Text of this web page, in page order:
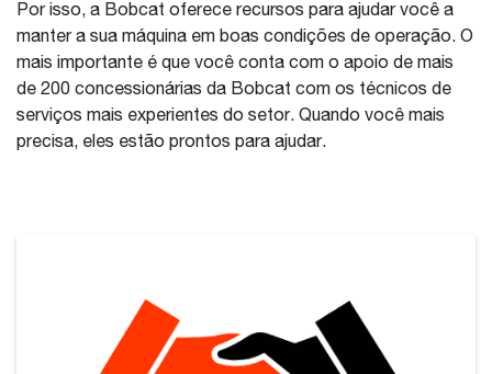
Por isso, a Bobcat oferece recursos para ajudar você a
manter a sua máquina em boas condições de operação. O
mais importante é que você conta com o apoio de mais
de 200 concessionárias da Bobcat com os técnicos de
serviços mais experientes do setor. Quando você mais
precisa, eles estão prontos para ajudar.